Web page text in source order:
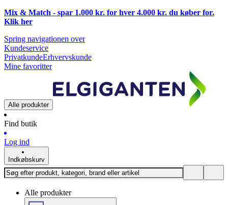
Mix & Match - spar 1.000 kr. for hver 4.000 kr. du køber for.
Klik her
Spring navigationen over
Kundeservice
PrivatkundeErhvervskunde
Mine favoritter
Alle produkter
Find butik
Log ind
Indkøbskurv
Alle produkter